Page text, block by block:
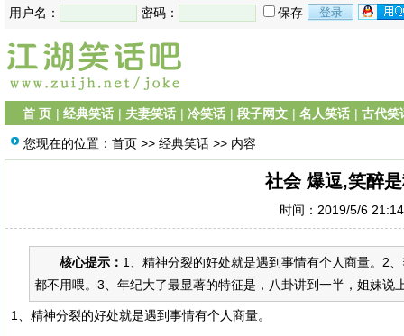
用户名： 密码： 保存
首 页 | 经典笑话 | 夫妻笑话 | 冷笑话 | 段子网文 | 名人笑话 | 古代笑
您现在的位置： 首页 >> 经典笑话 >> 内容
社会 爆逗,笑醉
时间：2019/5/6
核心提示： 1、精神分裂的好处就是遇到事情有个人商量。2
都不用喂。3、年纪大了最显著的特征是，八卦讲到一半，姐妹
1、精神分裂的好处就是遇到事情有个人商量。